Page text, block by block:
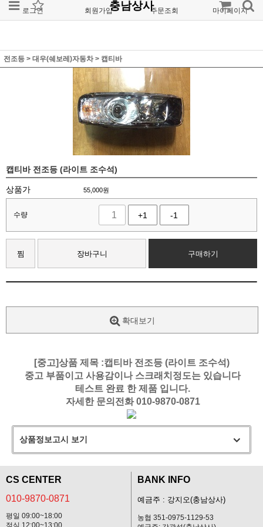
로그인 회원가입 주문조회 마이페이지
충남상사
전조등 > 대우(쉐보레)자동차> 캡티바
캡티바 전조등 (라이트 조수석)
상품가 55,000원
수량 +1 -1
찜 장바구니 구매하기
확대보기
[중고]상품 제목 :캡티바 전조등 (라이트 조수석)
중고 부품이고 사용감이나 스크래치정도는 있습니다
테스트 완료 한 제품 입니다.
자세한 문의전화 010-9870-0871
상품정보고시 보기
CS CENTER
010-9870-0871
평일 09:00~18:00
점심 12:00~13:00
BANK INFO
예금주 : 강지오(충남상사)
농협 351-0975-1129-53